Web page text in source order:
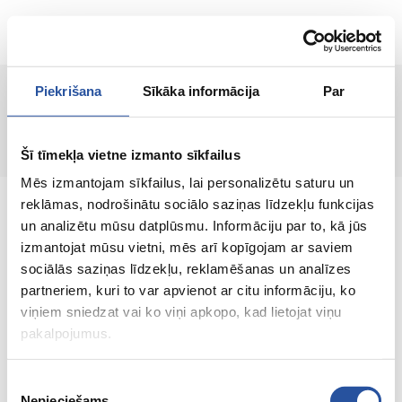
Piekrišana Sīkāka informācija Par
Šī tīmekļa vietne izmanto sīkfailus
Mēs izmantojam sīkfailus, lai personalizētu saturu un
reklāmas, nodrošinātu sociālo saziņas līdzekļu funkcijas
un analizētu mūsu datplūsmu. Informāciju par to, kā jūs
izmantojat mūsu vietni, mēs arī kopīgojam ar saviem
sociālās saziņas līdzekļu, reklamēšanas un analīzes
partneriem, kuri to var apvienot ar citu informāciju, ko
viņiem sniedzat vai ko viņi apkopo, kad lietojat viņu
pakalpojumus.
ET
Lehte ei leitud!
Veebipoodi soodsate hindade ja kvaliteetsete
toodetega, kus kliendi rahulolu on meie
peamine väärtus.
Koik sinu kodu ja aia jaoks!